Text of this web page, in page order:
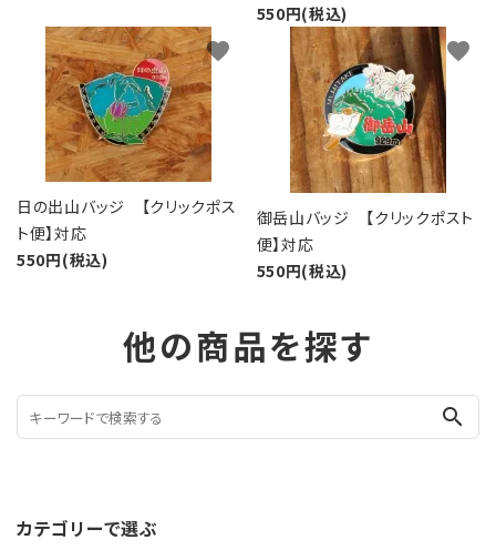
550円(税込)
日の出山バッジ 【クリックポス
ト便】対応
550円(税込)
favorite
御岳山バッジ 【クリックポスト
便】対応
550円(税込)
favorite
他の商品を探す
search
カテゴリーで選ぶ